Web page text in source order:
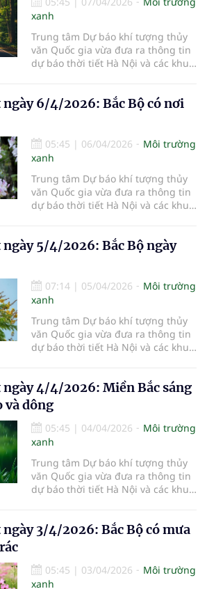
xanh
Trung tâm Dự báo khí tượng thủy
văn Quốc gia vừa đưa ra thông tin
dự báo thời tiết Hà Nội và các khu
6/4/2026: Bắc Bộ có nơi
05:45 | 06/04/2026
Môi trường
xanh
Trung tâm Dự báo khí tượng thủy
văn Quốc gia vừa đưa ra thông tin
dự báo thời tiết Hà Nội và các khu
5/4/2026: Bắc Bộ ngày
07:14 | 05/04/2026
Môi trường
xanh
Trung tâm Dự báo khí tượng thủy
văn Quốc gia vừa đưa ra thông tin
dự báo thời tiết Hà Nội và các khu
4/4/2026: Miền Bắc sáng
và dông
05:45 | 04/04/2026
Môi trường
xanh
Trung tâm Dự báo khí tượng thủy
văn Quốc gia vừa đưa ra thông tin
dự báo thời tiết Hà Nội và các khu
3/4/2026: Bắc Bộ có mưa
05:45 | 03/04/2026
Môi trường
xanh